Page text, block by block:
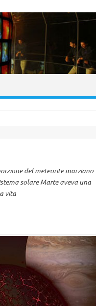
del meteorite marziano
solare Marte aveva una
vita